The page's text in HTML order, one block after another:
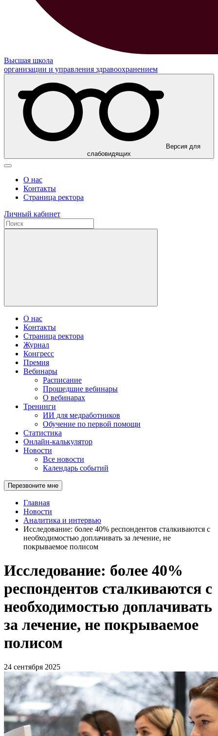
Высшая школа
организации и управления здравоохранением
Версия для
слабовидящих
О нас
Контакты
Страница ректора
Личный кабинет
О нас
Контакты
Страница ректора
Журнал
Конгресс
Премия
Вебинары
Расписание
Прошедшие вебинары
О вебинарах
Тренинги
ИИ для медработников
Обучение по первой помощи
Статистика
Онлайн-калькулятор
Новости
Все новости
Календарь событий
Перезвоните мне
Главная
Новости
Аналитика и интервью
Исследование: более 40% респондентов сталкиваются с
необходимостью доплачивать за лечение, не
покрываемое полисом
Исследование: более 40%
респондентов сталкиваются с
необходимостью доплачивать
за лечение, не покрываемое
полисом
24 сентября 2025